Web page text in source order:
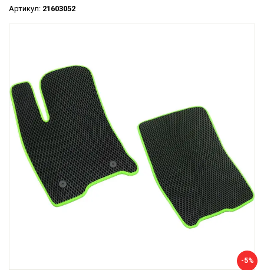
Артикул: 21603052
-5%